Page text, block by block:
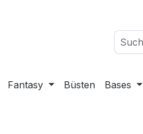
Fantasy Büsten Bases